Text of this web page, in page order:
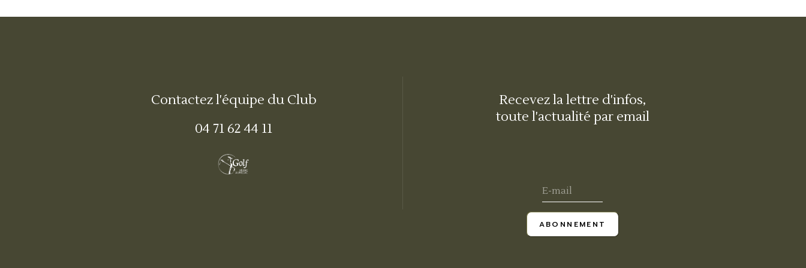
Contactez l'équipe du Club
04 71 62 44 11
Recevez la lettre d'infos,
toute l'actualité par email
ABONNEMENT